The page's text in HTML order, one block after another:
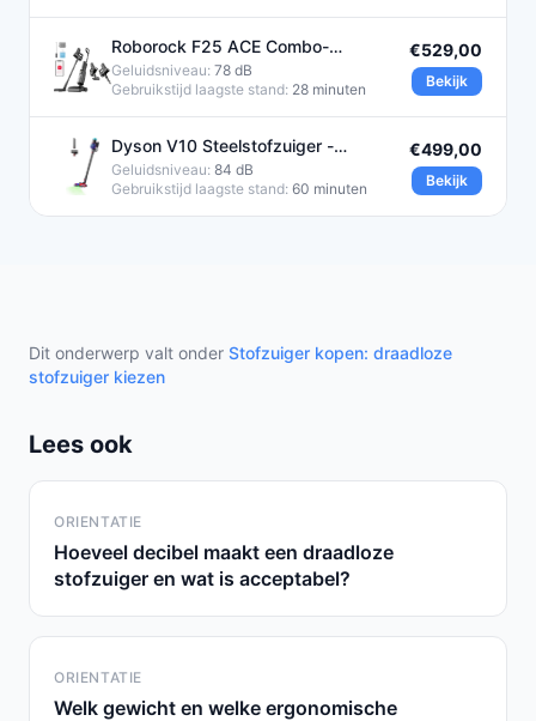
Roborock F25 ACE Combo-
Draadloze Steelstofzuigers -Wet &
Geluidsniveau: 78 dB
Gebruikstijd laagste stand: 28 minuten
€529,00
Bekijk
Dyson V10 Steelstofzuiger -
Draadloos - 150 Air Watts
Geluidsniveau: 84 dB
Gebruikstijd laagste stand: 60 minuten
€499,00
Bekijk
Dit onderwerp valt onder Stofzuiger kopen: draadloze
stofzuiger kiezen
Lees ook
ORIENTATIE
Hoeveel decibel maakt een draadloze
stofzuiger en wat is acceptabel?
ORIENTATIE
Welk gewicht en welke ergonomische